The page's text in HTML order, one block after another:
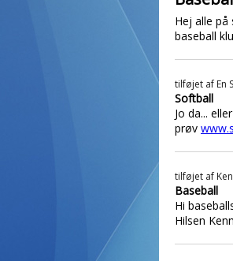
Hej alle på
baseball
tilføjet af En
Softball
Jo da...
prøv
tilføjet af
Baseball
Hi
Hilsen